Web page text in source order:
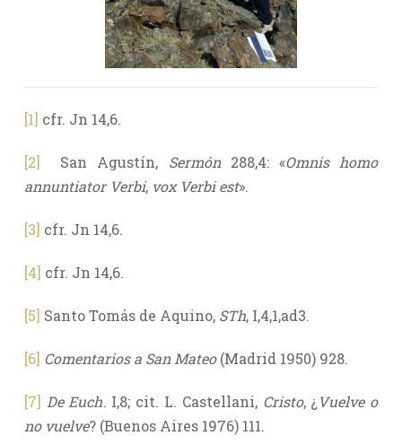
[1] cfr. Jn 14,6.
[2] San Agustín, Sermón288,4: «Omnis homo
annuntiator Verbi,vox Verbi est».
[3] cfr. Jn 14,6.
[4] cfr. Jn 14,6.
[5] Santo Tomás de Aquino, STh, I,4,1,ad3.
[6] Comentarios a San Mateo(Madrid 1950) 928.
[7] De Euch. I,8; cit. L. Castellani, Cristo, ¿ Vuelve o
no vuelve? (Buenos Aires 1976) 111.